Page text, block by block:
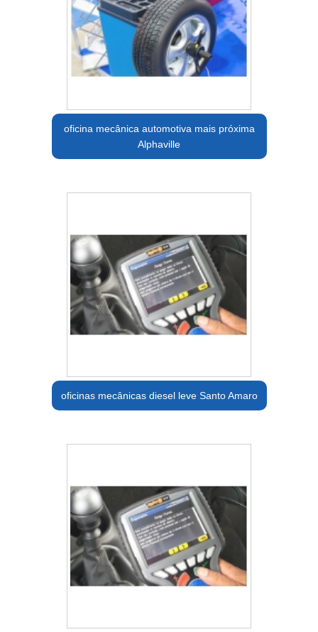
oficina mecânica automotiva mais próxima
Alphaville
oficinas mecânicas diesel leve Santo Amaro